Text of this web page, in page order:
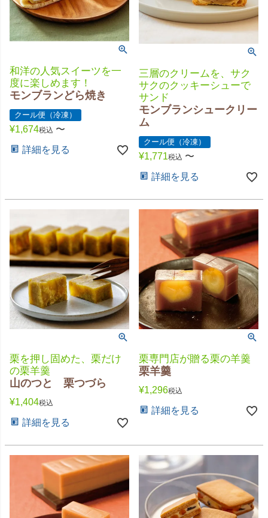
和洋の人気スイーツを一
度に楽しめます！
モンブランどら焼き
クール便（冷凍）
¥1,674税込 〜
詳細を見る
三層のクリームを、サク
サクのクッキーシューで
サンド
モンブランシュークリー
ム
クール便（冷凍）
¥1,771税込 〜
詳細を見る
栗を押し固めた、栗だけ
の栗羊羹
山のつと 栗つづら
¥1,404税込
詳細を見る
栗専門店が贈る栗の羊羹
栗羊羹
¥1,296税込
詳細を見る